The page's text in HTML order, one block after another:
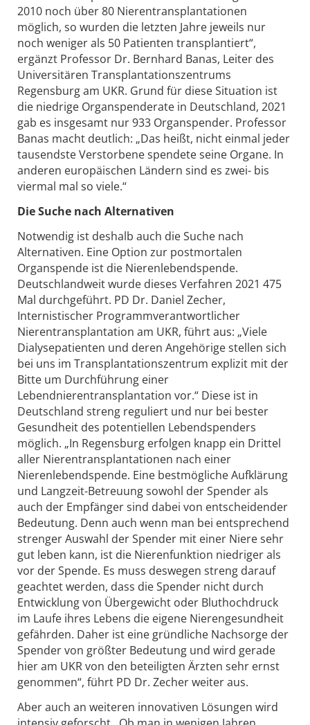
2010 noch über 80 Nierentransplantationen
möglich, so wurden die letzten Jahre jeweils nur
noch weniger als 50 Patienten transplantiert“,
ergänzt Professor Dr. Bernhard Banas, Leiter des
Universitären Transplantationszentrums
Regensburg am UKR. Grund für diese Situation ist
die niedrige Organspenderate in Deutschland, 2021
gab es insgesamt nur 933 Organspender. Professor
Banas macht deutlich: „Das heißt, nicht einmal jeder
tausendste Verstorbene spendete seine Organe. In
anderen europäischen Ländern sind es zwei- bis
viermal mal so viele.“
Die Suche nach Alternativen
Notwendig ist deshalb auch die Suche nach
Alternativen. Eine Option zur postmortalen
Organspende ist die Nierenlebendspende.
Deutschlandweit wurde dieses Verfahren 2021 475
Mal durchgeführt. PD Dr. Daniel Zecher,
Internistischer Programmverantwortlicher
Nierentransplantation am UKR, führt aus: „Viele
Dialysepatienten und deren Angehörige stellen sich
bei uns im Transplantationszentrum explizit mit der
Bitte um Durchführung einer
Lebendnierentransplantation vor.“ Diese ist in
Deutschland streng reguliert und nur bei bester
Gesundheit des potentiellen Lebendspenders
möglich. „In Regensburg erfolgen knapp ein Drittel
aller Nierentransplantationen nach einer
Nierenlebendspende. Eine bestmögliche Aufklärung
und Langzeit-Betreuung sowohl der Spender als
auch der Empfänger sind dabei von entscheidender
Bedeutung. Denn auch wenn man bei entsprechend
strenger Auswahl der Spender mit einer Niere sehr
gut leben kann, ist die Nierenfunktion niedriger als
vor der Spende. Es muss deswegen streng darauf
geachtet werden, dass die Spender nicht durch
Entwicklung von Übergewicht oder Bluthochdruck
im Laufe ihres Lebens die eigene Nierengesundheit
gefährden. Daher ist eine gründliche Nachsorge der
Spender von größter Bedeutung und wird gerade
hier am UKR von den beteiligten Ärzten sehr ernst
genommen“, führt PD Dr. Zecher weiter aus.
Aber auch an weiteren innovativen Lösungen wird